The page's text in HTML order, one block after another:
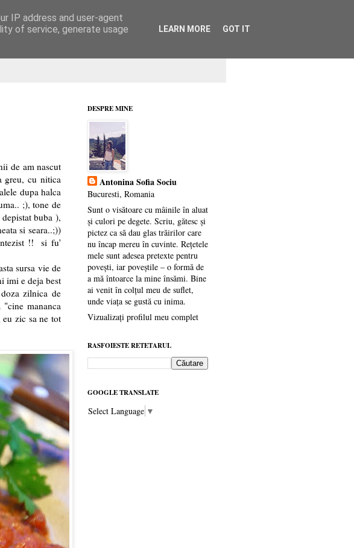
de am nascut
greu, cu nitica
dupa halca
;), tone de
buba ),
si seara..;))
!! si fu'
sursa vie de
imi e deja best
zilnica de
mananca
zic sa ne tot
DESPRE MINE
Antonina Sofia Sociu
Bucuresti, Romania
Sunt o visătoare cu mâinile în aluat
și culori pe degete. Scriu, gătesc și
pictez ca să dau glas trăirilor care
nu încap mereu în cuvinte. Rețetele
mele sunt adesea pretexte pentru
povești, iar poveștile – o formă de
a mă întoarce la mine însămi. Bine
ai venit în colțul meu de suflet,
unde viața se gustă cu inima.
Vizualizați profilul meu complet
RASFOIESTE RETETARUL
GOOGLE TRANSLATE
Select Language ▼
IP address and user-agent
of service, generate usage
LEARN MORE GOT IT